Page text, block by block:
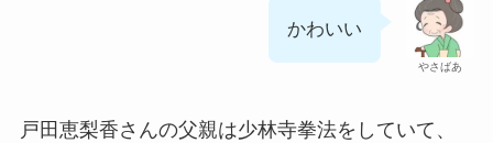
やさばあ
かわいい
戸田恵梨香さんの父親は少林寺拳法をしていて、